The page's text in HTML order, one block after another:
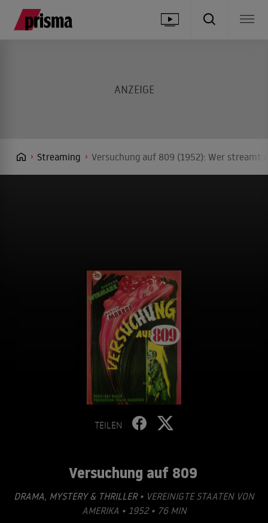
Streaming Versuchung auf 809 (1952): Wer streamt
TEILEN
Versuchung auf 809
DRAMA, MYSTERY & THRILLER• VEREINIGTE STAATEN VON
AMERIKA • 1952 • 76 MIN